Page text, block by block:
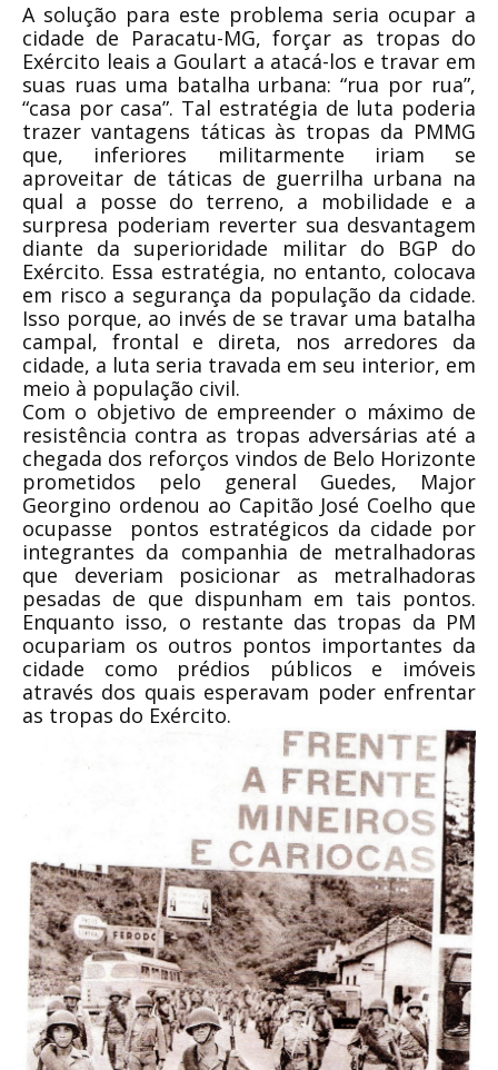
A solução para este problema seria ocupar a
cidade de Paracatu-MG, forçar as tropas do
Exército leais a Goulart a atacá-los e travar em
suas ruas uma batalha urbana: “rua por rua”,
“casa por casa”. Tal estratégia de luta poderia
trazer vantagens táticas às tropas da PMMG
que, inferiores militarmente iriam se
aproveitar de táticas de guerrilha urbana na
qual a posse do terreno, a mobilidade e a
surpresa poderiam reverter sua desvantagem
diante da superioridade militar do BGP do
Exército. Essa estratégia, no entanto, colocava
em risco a segurança da população da cidade.
Isso porque, ao invés de se travar uma batalha
campal, frontal e direta, nos arredores da
cidade, a luta seria travada em seu interior, em
meio à população civil.
Com o objetivo de empreender o máximo de
resistência contra as tropas adversárias até a
chegada dos reforços vindos de Belo Horizonte
prometidos pelo general Guedes, Major
Georgino ordenou ao Capitão José Coelho que
ocupasse pontos estratégicos da cidade por
integrantes da companhia de metralhadoras
que deveriam posicionar as metralhadoras
pesadas de que dispunham em tais pontos.
Enquanto isso, o restante das tropas da PM
ocupariam os outros pontos importantes da
cidade como prédios públicos e imóveis
através dos quais esperavam poder enfrentar
as tropas do Exército.